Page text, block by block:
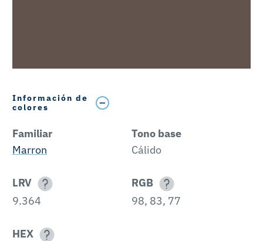
Información de
colores
Familiar
Marron
Tono base
Cálido
LRV
9.364
RGB
98, 83, 77
HEX